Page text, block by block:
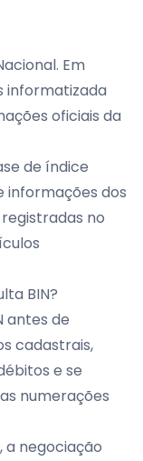
Em
informatizada
oficiais da
de índice
informações dos
no
BIN?
antes de
cadastrais,
e se
numerações
a negociação